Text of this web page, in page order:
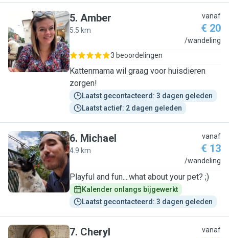
A
5. Amber
5.5 km
vanaf
€ 20
/wandeling
3 beoordelingen
Kattenmama wil graag voor huisdieren
zorgen!
Laatst gecontacteerd: 3 dagen geleden
Laatst actief: 2 dagen geleden
M
6. Michael
4.9 km
vanaf
€ 13
/wandeling
Playful and fun....what about your pet? ;)
Kalender onlangs bijgewerkt
Laatst gecontacteerd: 3 dagen geleden
7. Cheryl vanaf